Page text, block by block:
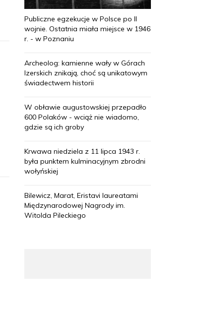
Publiczne egzekucje w Polsce po II
wojnie. Ostatnia miała miejsce w 1946
r. - w Poznaniu
Archeolog: kamienne wały w Górach
Izerskich znikają, choć są unikatowym
świadectwem historii
W obławie augustowskiej przepadło
600 Polaków - wciąż nie wiadomo,
gdzie są ich groby
Krwawa niedziela z 11 lipca 1943 r.
była punktem kulminacyjnym zbrodni
wołyńskiej
Bilewicz, Marat, Eristavi laureatami
Międzynarodowej Nagrody im.
Witolda Pileckiego